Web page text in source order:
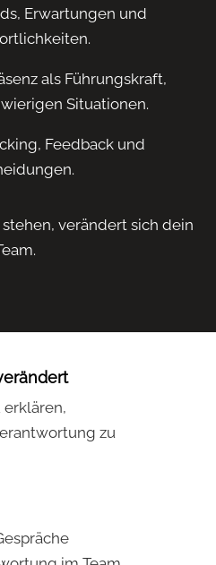
Erwartungen und
als Führungskraft,
Situationen.
Feedback und
verändert sich dein
erklären,
zu